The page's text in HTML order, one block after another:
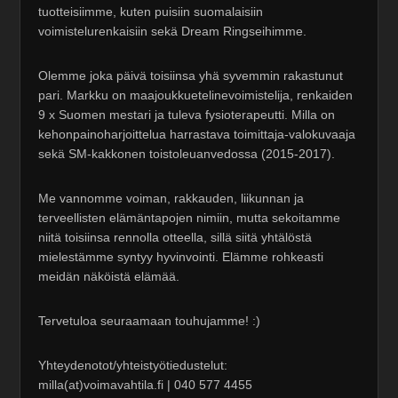
tuotteisiimme, kuten puisiin suomalaisiin
voimistelurenkaisiin sekä Dream Ringseihimme.
Olemme joka päivä toisiinsa yhä syvemmin rakastunut
pari. Markku on maajoukkuetelinevoimistelija, renkaiden
9 x Suomen mestari ja tuleva fysioterapeutti. Milla on
kehonpainoharjoittelua harrastava toimittaja-valokuvaaja
sekä SM-kakkonen toistoleuanvedossa (2015-2017).
Me vannomme voiman, rakkauden, liikunnan ja
terveellisten elämäntapojen nimiin, mutta sekoitamme
niitä toisiinsa rennolla otteella, sillä siitä yhtälöstä
mielestämme syntyy hyvinvointi. Elämme rohkeasti
meidän näköistä elämää.
Tervetuloa seuraamaan touhujamme! :)
Yhteydenotot/yhteistyötiedustelut:
milla(at)voimavahtila.fi | 040 577 4455